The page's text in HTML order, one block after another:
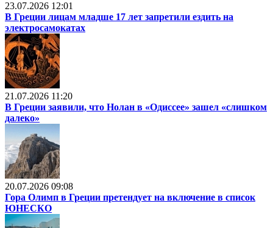
23.07.2026 12:01
В Греции лицам младше 17 лет запретили ездить на
электросамокатах
21.07.2026 11:20
В Греции заявили, что Нолан в «Одиссее» зашел «слишком
далеко»
20.07.2026 09:08
Гора Олимп в Греции претендует на включение в список
ЮНЕСКО